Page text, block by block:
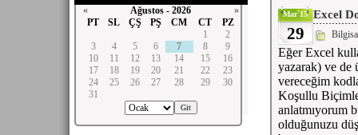
«
Ağustos - 2026
»
PT
SL ÇŞ PŞ CM CT
PZ
1
2
3
4 5 6 7 8
9
10
11 12 13 14 15
16
17
18 19 20 21 22
23
24
25 26 27 28 29
30
31
Mar`15
29
Excel
Eğer Excel
yazarak) ve de
vereceğim
Koşullu
anlatmıyorum
olduğunuzu